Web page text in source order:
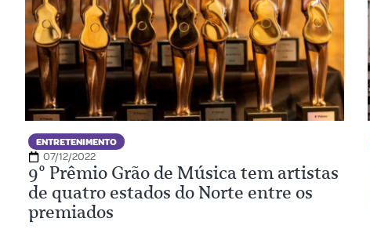
ENTRETENIMENTO
07/12/2022
9º Prêmio Grão de Música tem artistas
de quatro estados do Norte entre os
premiados